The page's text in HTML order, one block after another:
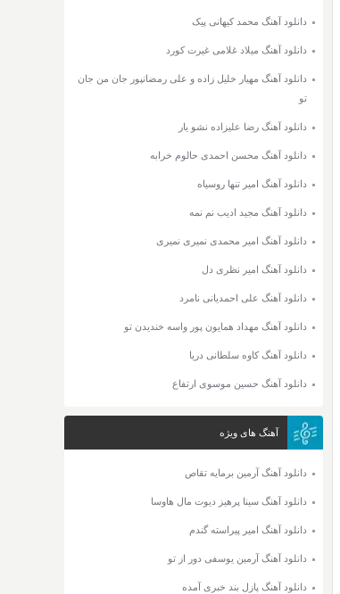
دانلود آهنگ محمد کیهانی پیک
دانلود آهنگ میلاد غلامی غیرت کورد
دانلود آهنگ مهیار خلیل زاده و علی رمضانپور جان من جان
تو
دانلود آهنگ رضا علیزاده نشو یار
دانلود آهنگ محسن احمدی حالوم خرابه
دانلود آهنگ امیر تنها روسیاه
دانلود آهنگ مجید ادیب نم نمه
دانلود آهنگ امیر محمدی نمیری نمیری
دانلود آهنگ امیر نظری دل
دانلود آهنگ علی احمدیانی نامرد
دانلود آهنگ مهداد همایون پور واسه خندیدن تو
دانلود آهنگ کاوه سلطانی دریا
دانلود آهنگ حسین موسوی ارتفاع
آهنگ های ویژه
دانلود آهنگ آرمین برمایه تقاص
دانلود آهنگ سینا پرهیز دیوت مال هاوسا
دانلود آهنگ امیر پیراسته گندم
دانلود آهنگ آرمین یوسفی دور از تو
دانلود آهنگ پازل بند خبری آمده